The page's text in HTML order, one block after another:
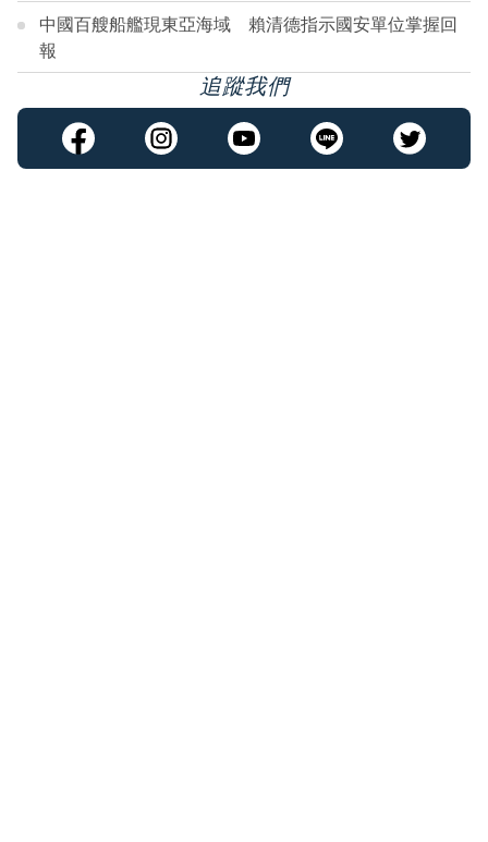
中國百艘船艦現東亞海域 賴清德指示國安單位掌握回
報
追蹤我們